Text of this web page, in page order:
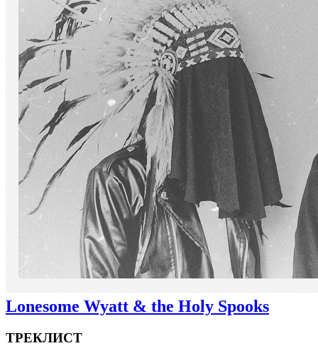
Lonesome Wyatt & the Holy Spooks
ТРЕКЛИСТ